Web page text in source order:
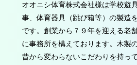
オオニシ体育株式会社様は学校遊
事、体育器具（跳び箱等）の製造
です。創業から７９年を迎える老
に事務所を構えております。木製
昔から変わらないこだわりを持っ